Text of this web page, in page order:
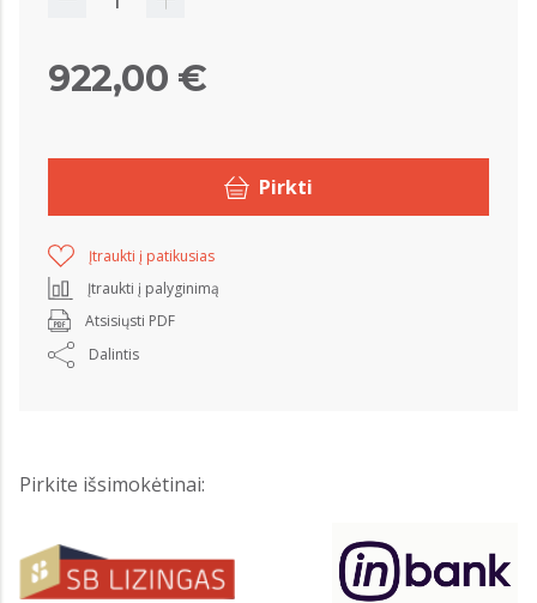
922,00 €
Pirkti
Įtraukti į patikusias
Įtraukti į palyginimą
Atsisiųsti PDF
Dalintis
Pirkite išsimokėtinai: